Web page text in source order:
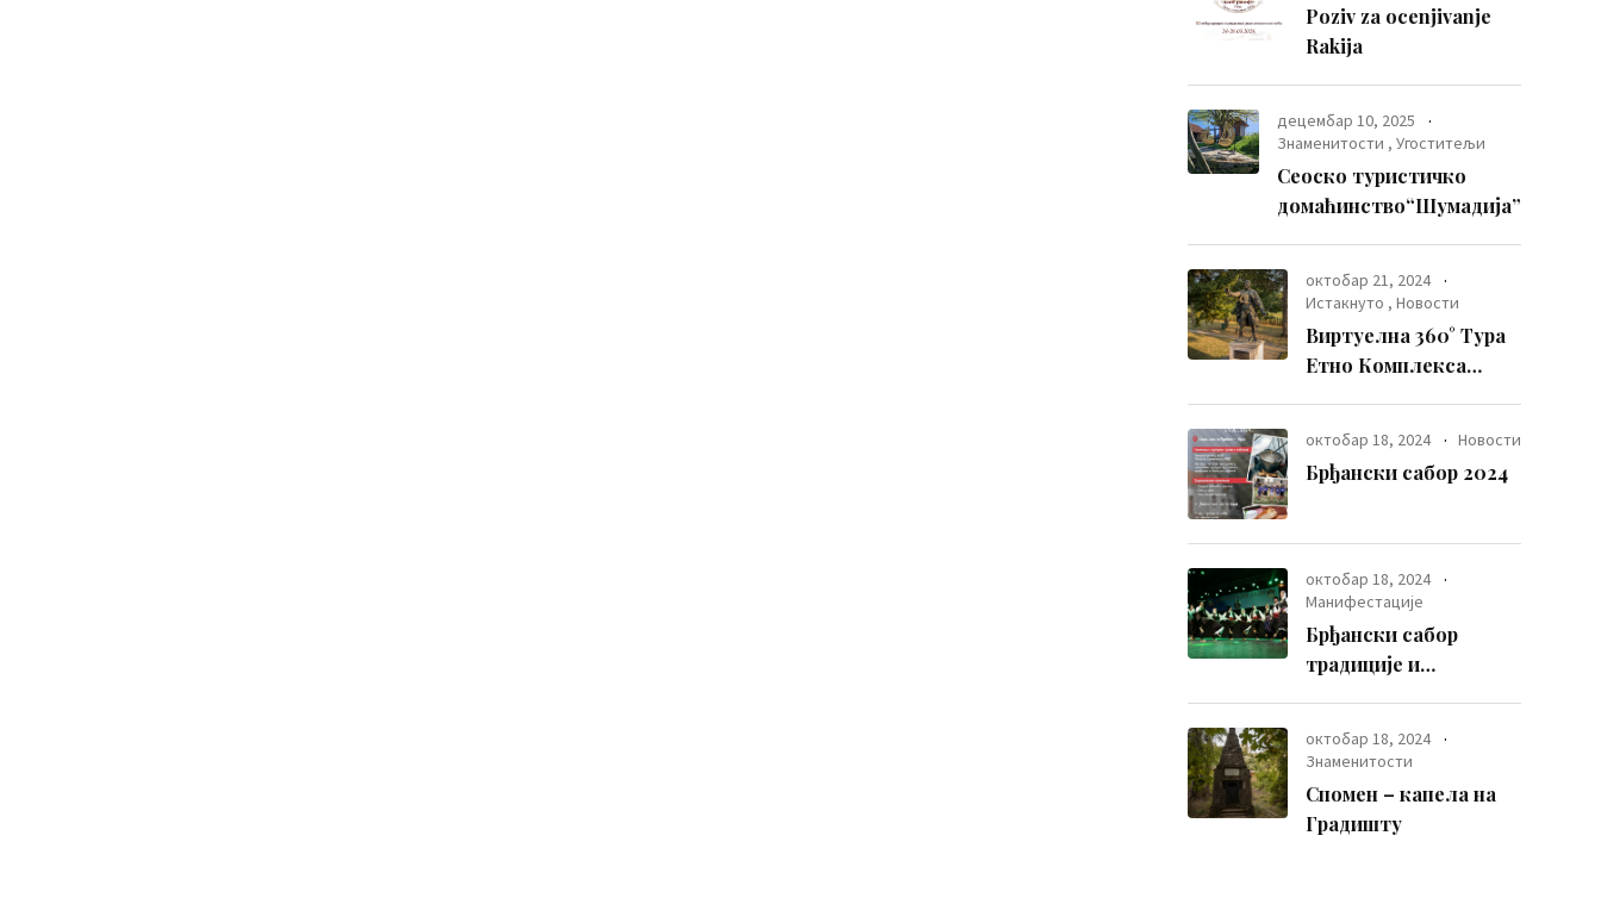
Poziv za ocenjivanje
Rakija
децембар 10, 2025
Знаменитости , Угоститељи
Сеоско туристичко
домаћинство“Шумадија”
октобар 21, 2024
Истакнуто , Новости
Виртуелна 360° Тура
Етно Комплекса
и Традицију
октобар 18, 2024 Новости
Брђански сабор 2024
октобар 18, 2024
Манифестације
Брђански сабор
традиције и
октобар 18, 2024
Знаменитости
Спомен – капела на
Градишту